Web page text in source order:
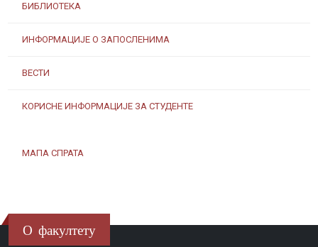
БИБЛИОТЕКА
ИНФОРМАЦИЈЕ О ЗАПОСЛЕНИМА
ВЕСТИ
КОРИСНЕ ИНФОРМАЦИЈЕ ЗА СТУДЕНТЕ
МАПА СПРАТА
О факултету